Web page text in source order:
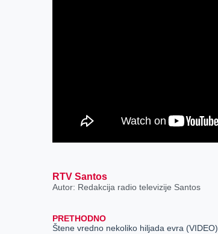
RTV Santos
Autor: Redakcija radio televizije Santos
PRETHODNO
Štene vredno nekoliko hiljada evra (VIDEO)